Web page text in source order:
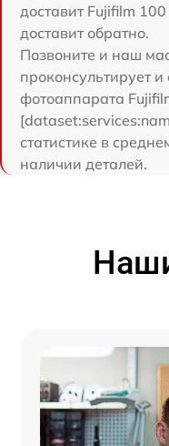
доставит Fujifilm
доставит обратно.
Позвоните и наш
проконсультирует
фотоаппарата
статистике в
наличии деталей.